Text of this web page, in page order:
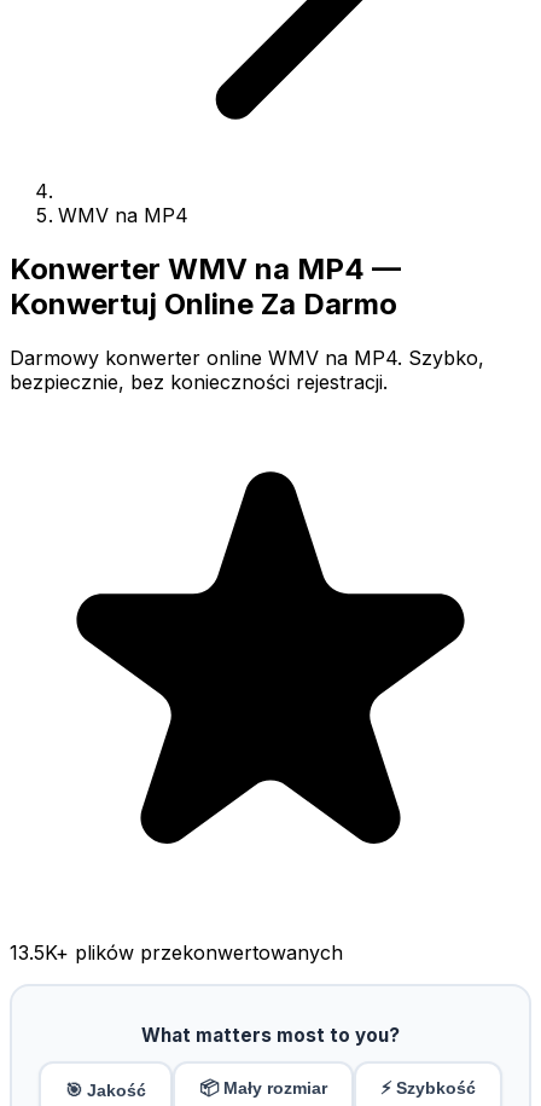
WMV na MP4
Konwerter WMV na MP4 —
Konwertuj Online Za Darmo
Darmowy konwerter online WMV na MP4. Szybko,
bezpiecznie, bez konieczności rejestracji.
13.5K+ plików przekonwertowanych
What matters most to you?
🎯 Jakość 📦 Mały rozmiar ⚡ Szybkość